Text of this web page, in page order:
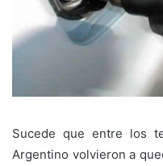
Sucede que entre los
Argentino volvieron a